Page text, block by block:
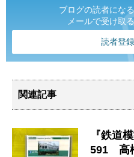
ブログの読者にな
メールで受け取
読者登
関連記事
『鉄道
591 高